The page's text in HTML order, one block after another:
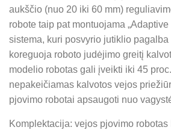
aukščio (nuo 20 iki 60 mm)
robote taip pat montuojama
sistema, kuri posvyrio jutiklio pagalba
koreguoja roboto judėjimo greitį
modelio robotas gali įveikti iki 45
nepakeičiamas kalvotos vejos
pjovimo robotai apsaugoti nuo
Komplektacija: vejos pjovimo robotas